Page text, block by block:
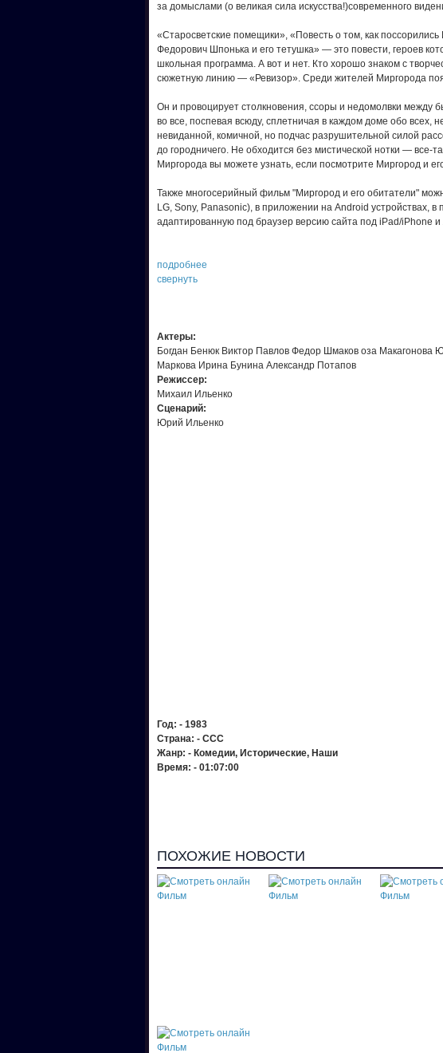
за домыслами (о великая сила искусства!)современного
«Старосветские помещики», «Повесть о том, как
Федорович Шпонька и его тетушка» — это повести, героев
школьная программа. А вот и нет. Кто хорошо знаком с
сюжетную линию — «Ревизор». Среди жителей Миргорода
Он и провоцирует столкновения, ссоры и недомолвки
во все, поспевая всюду, сплетничая в каждом доме обо всех,
невиданной, комичной, но подчас разрушительной силой
до городничего. Не обходится без мистической нотки — все-
Миргорода вы можете узнать, если посмотрите Миргород и
Также многосерийный фильм "Миргород и его обитатели"
LG, Sony, Panasonic), в приложении на Android устройствах,
адаптированную под браузер версию сайта под iPad/iPhone
подробнее
свернуть
Актеры:
Богдан Бенюк Виктор Павлов Федор Шмаков оза Макагонова
Маркова Ирина Бунина Александр Потапов
Режисcер:
Михаил Ильенко
Сценарий:
Юрий Ильенко
Год: - 1983
Страна: - ССС
Жанр: - Комедии, Исторические, Наши
Время: - 01:07:00
ПОХОЖИЕ НОВОСТИ